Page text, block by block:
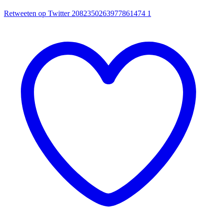
Retweeten op Twitter 2082350263977861474 1